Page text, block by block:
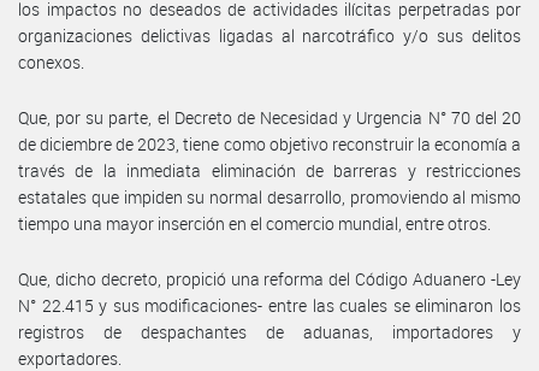
los impactos no deseados de actividades ilícitas perpetradas por
organizaciones delictivas ligadas al narcotráfico y/o sus delitos
conexos.
Que, por su parte, el Decreto de Necesidad y Urgencia N° 70 del 20
de diciembre de 2023, tiene como objetivo reconstruir la economía a
través de la inmediata eliminación de barreras y restricciones
estatales que impiden su normal desarrollo, promoviendo al mismo
tiempo una mayor inserción en el comercio mundial, entre otros.
Que, dicho decreto, propició una reforma del Código Aduanero -Ley
N° 22.415 y sus modificaciones- entre las cuales se eliminaron los
registros de despachantes de aduanas, importadores y
exportadores.